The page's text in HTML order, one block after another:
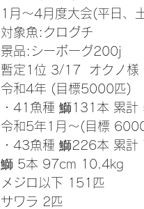
1月～4月度大会(平日、
対象魚:クログチ
景品:シーボーグ200j
暫定1位 3/17  オクノ
令和4年 (目標5000匹)
・41魚種 鰤131本 累
令和5年1月～(目標
・43魚種 鰤226本 累
鰤 5本 97cm 10.4kg
メジロ以下 151匹
サワラ 2匹